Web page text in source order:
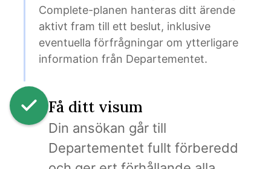
Complete-planen hanteras ditt ärende
aktivt fram till ett beslut, inklusive
eventuella förfrågningar om ytterligare
information från Departementet.
Få ditt visum
Din ansökan går till
Departementet fullt förberedd